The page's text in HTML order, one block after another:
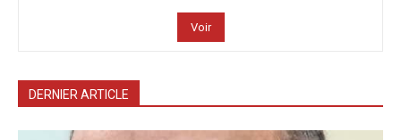
Voir
DERNIER ARTICLE